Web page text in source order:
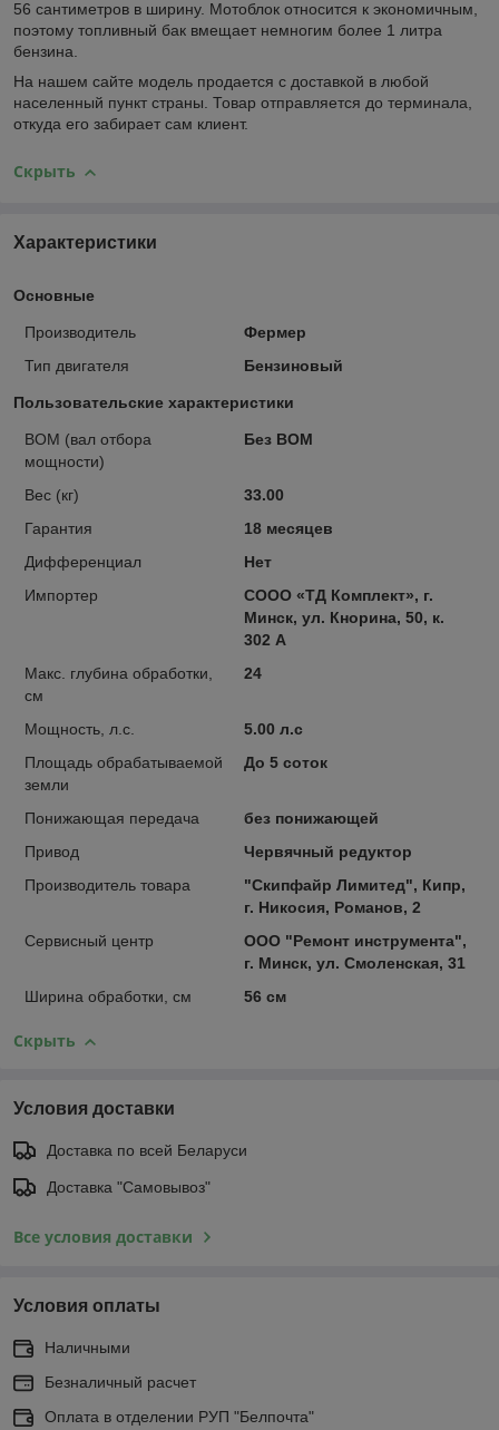
56 сантиметров в ширину. Мотоблок относится к экономичным,
поэтому топливный бак вмещает немногим более 1 литра
бензина.
На нашем сайте модель продается с доставкой в любой
населенный пункт страны. Товар отправляется до терминала,
откуда его забирает сам клиент.
Скрыть
Характеристики
Основные
Производитель
Фермер
Тип двигателя
Бензиновый
Пользовательские характеристики
ВОМ (вал отбора
мощности)
Без ВОМ
Вес (кг)
33.00
Гарантия
18 месяцев
Дифференциал
Нет
Импортер
СООО «ТД Комплект», г.
Минск, ул. Кнорина, 50, к.
302 А
Макс. глубина обработки,
см
24
Мощность, л.с.
5.00 л.с
Площадь обрабатываемой
земли
До 5 соток
Понижающая передача
без понижающей
Привод
Червячный редуктор
Производитель товара
"Скипфайр Лимитед", Кипр,
г. Никосия, Романов, 2
Сервисный центр
ООО "Ремонт инструмента",
г. Минск, ул. Смоленская, 31
Ширина обработки, см
56 см
Скрыть
Условия доставки
Доставка по всей Беларуси
Доставка "Самовывоз"
Все условия доставки
Условия оплаты
Наличными
Безналичный расчет
Оплата в отделении РУП "Белпочта"